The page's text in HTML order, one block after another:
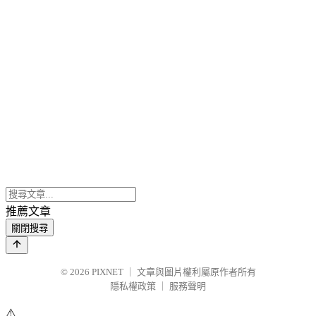
推薦文章
關閉搜尋
© 2026 PIXNET
文章與圖片權利屬原作者所有
隱私權政策
服務聲明
⚠️